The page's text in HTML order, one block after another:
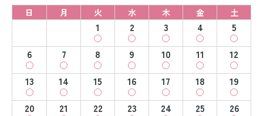
日 月 火 水 木 金 土
1 2 3 4
5
6
7 8 9 10 11
12
13
14 15 16 17 18
19
20
21 22 23 24 25
26